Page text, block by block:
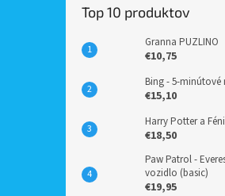
Top 10 produktov
Granna PUZLINO
€10,75
Bing - 5-minútové
€15,10
Harry Potter a
€18,50
Paw Patrol -
vozidlo (basic)
€19,95